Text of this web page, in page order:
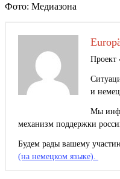
Фото: Медиазона
Проект
и
Мы
механизм поддержки
Будем рады вашему
(на немецком языке).